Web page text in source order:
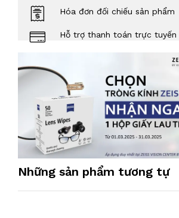
Hóa đơn đối chiếu sản phẩm
Hỗ trợ thanh toán trực tuyến
Những sản phẩm tương tự